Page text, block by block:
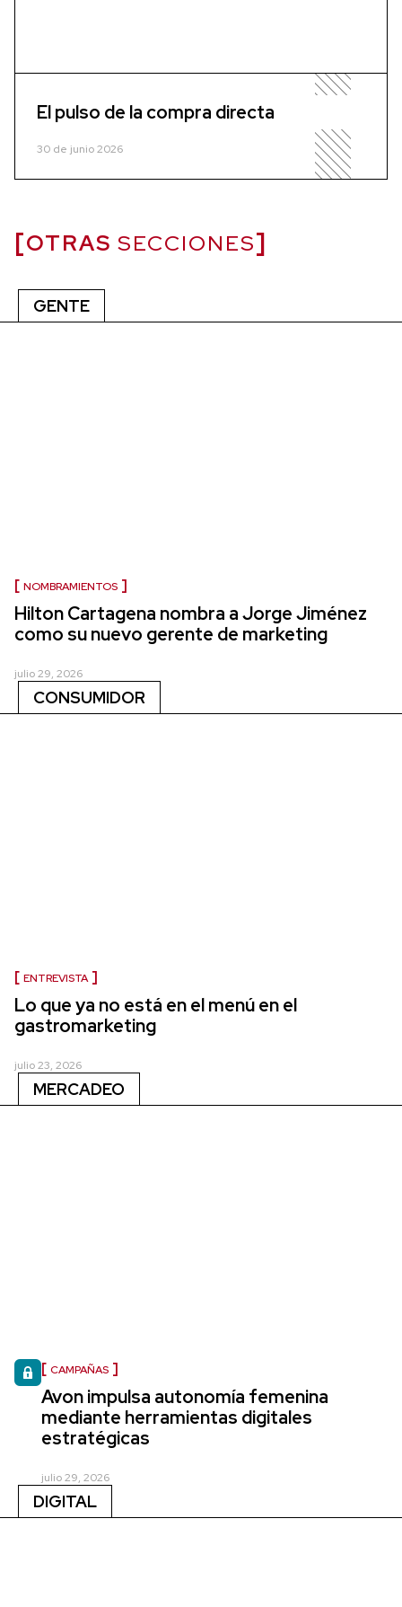
El pulso de la compra directa
30 de junio 2026
OTRAS SECCIONES
GENTE
NOMBRAMIENTOS
Hilton Cartagena nombra a Jorge Jiménez
como su nuevo gerente de marketing
julio 29, 2026
CONSUMIDOR
ENTREVISTA
Lo que ya no está en el menú en el
gastromarketing
julio 23, 2026
MERCADEO
CAMPAÑAS
Avon impulsa autonomía femenina
mediante herramientas digitales
estratégicas
julio 29, 2026
DIGITAL